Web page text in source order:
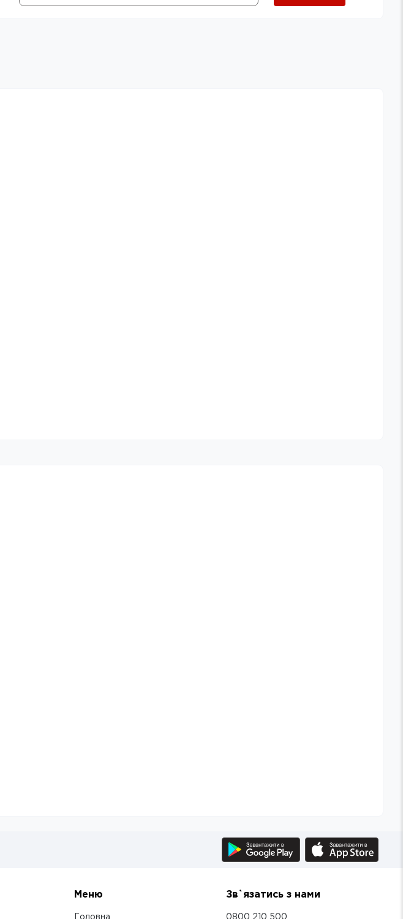
Меню
Головна
Зв`язатись з нами
0800 210 500